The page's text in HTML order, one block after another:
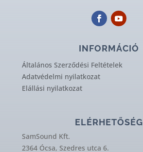
INFORMÁCIÓ
Általános Szerződési Feltételek
Adatvédelmi nyilatkozat
Elállási nyilatkozat
ELÉRHETŐSÉG
SamSound Kft.
2364 Ócsa, Szedres utca 6.